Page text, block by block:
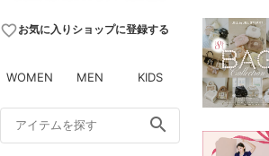
favorite_borderお気に入りショップに登録する
WOMEN MEN KIDS
search